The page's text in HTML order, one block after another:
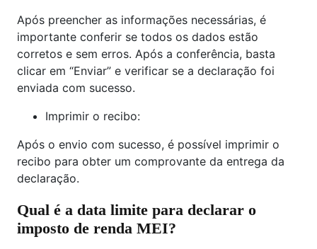
Após preencher as informações necessárias, é
importante conferir se todos os dados estão
corretos e sem erros. Após a conferência, basta
clicar em “Enviar” e verificar se a declaração foi
enviada com sucesso.
Imprimir o recibo:
Após o envio com sucesso, é possível imprimir o
recibo para obter um comprovante da entrega da
declaração.
Qual é a data limite para declarar o
imposto de renda MEI?